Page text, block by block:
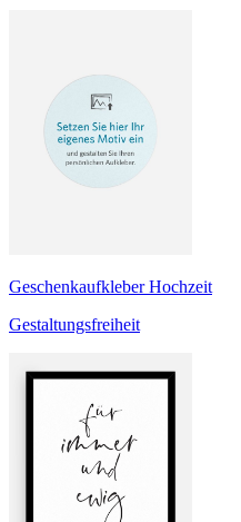
Geschenkaufkleber Hochzeit
Gestaltungsfreiheit